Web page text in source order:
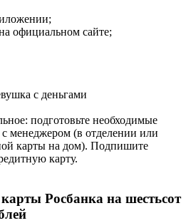
официальном сайте;
подготовьте необходимые
с менеджером (в отделении или
карты на дом). Подпишите
карту.
Росбанка на шестьсот